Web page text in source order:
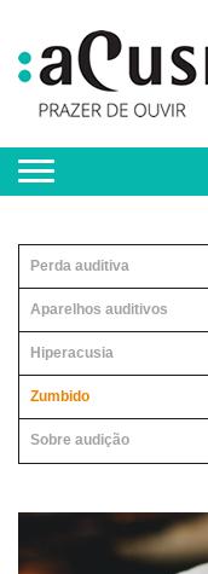
Perda auditiva
Aparelhos auditivos
Hiperacusia
Zumbido
Sobre audição